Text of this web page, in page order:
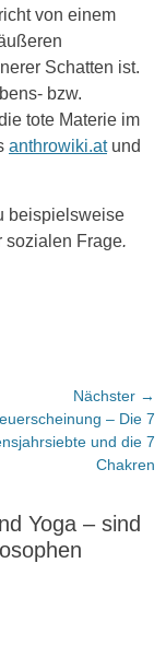
von einem
Schatten ist.
bzw.
tote Materie im
anthrowiki.atund
beispielsweise
sozialen Frage.
Nächster →
– Die 7
und die 7
Chakren
Yoga – sind